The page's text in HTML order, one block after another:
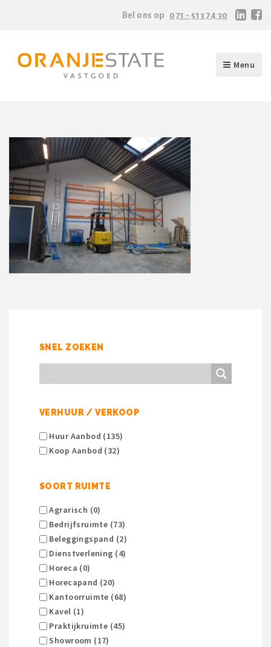
Bel ons op 071 - 513 74 30
Menu
SNEL ZOEKEN
VERHUUR / VERKOOP
Huur Aanbod (135)
Koop Aanbod (32)
SOORT RUIMTE
Agrarisch (0)
Bedrijfsruimte (73)
Beleggingspand (2)
Dienstverlening (4)
Horeca (0)
Horecapand (20)
Kantoorruimte (68)
Kavel (1)
Praktijkruimte (45)
Showroom (17)